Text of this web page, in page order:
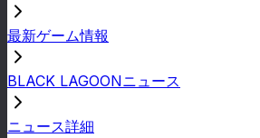
最新ゲーム情報
BLACK LAGOONニュース
ニュース詳細